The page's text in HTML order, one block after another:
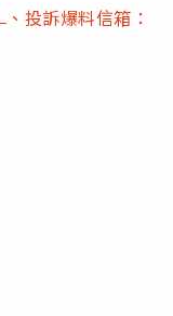
、投訴爆料信箱：